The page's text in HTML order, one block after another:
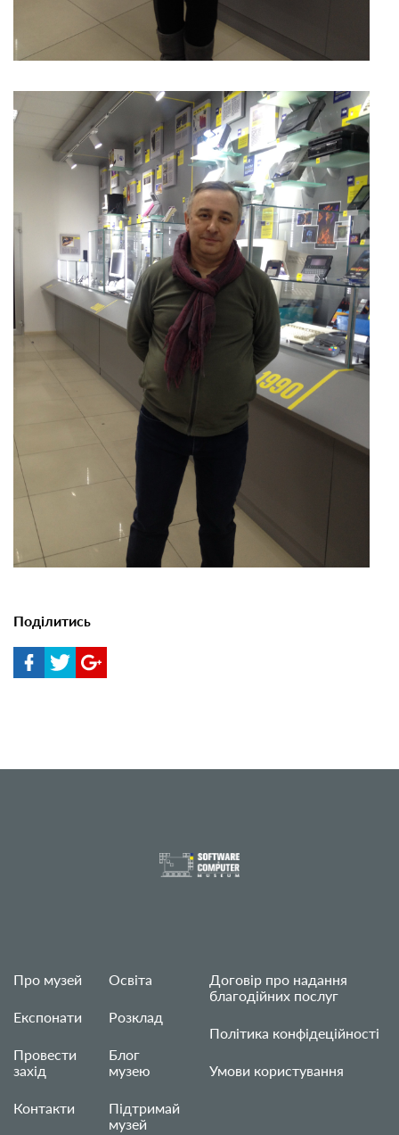
Поділитись
Про музей
Експонати
Провести
захід
Контакти
Освіта
Розклад
Блог
музею
Підтримай
музей
Договір про надання
благодійних послуг
Політика конфідеційності
Умови користування